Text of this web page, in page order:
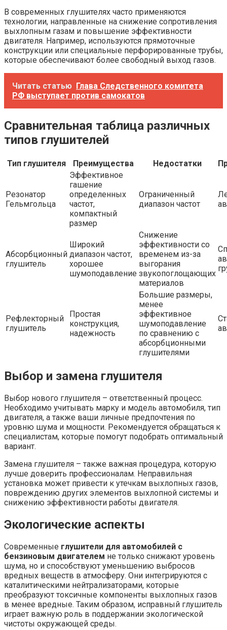
В современных глушителях часто применяются
технологии, направленные на снижение сопротивления
выхлопным газам и повышение эффективности
двигателя. Например, используются прямоточные
конструкции или специальные перфорированные трубы,
которые обеспечивают более свободный выход газов.
Читать статью Глава Следственного комитета
РФ выступает против самокатов
Сравнительная таблица различных
типов глушителей
Тип глушителя Преимущества Недостатки
Резонатор
Гельмгольца
Эффективное
гашение
определенных
частот,
компактный
размер
Ограниченный
диапазон частот
Абсорбционный
глушитель
Широкий
диапазон частот,
хорошее
шумоподавление
Снижение
эффективности со
временем из-за
выгорания
звукопоглощающих
материалов
Рефлекторный
глушитель
Простая
конструкция,
надежность
Большие размеры,
менее
эффективное
шумоподавление
по сравнению с
абсорбционными
глушителями
Выбор и замена глушителя
Выбор нового глушителя – ответственный процесс.
Необходимо учитывать марку и модель автомобиля, тип
двигателя, а также ваши личные предпочтения по
уровню шума и мощности. Рекомендуется обращаться к
специалистам, которые помогут подобрать оптимальный
вариант.
Замена глушителя – также важная процедура, которую
лучше доверить профессионалам. Неправильная
установка может привести к утечкам выхлопных газов,
повреждению других элементов выхлопной системы и
снижению эффективности работы двигателя.
Экологические аспекты
Современные глушители для автомобилей с
бензиновым двигателем не только снижают уровень
шума, но и способствуют уменьшению выбросов
вредных веществ в атмосферу. Они интегрируются с
каталитическими нейтрализаторами, которые
преобразуют токсичные компоненты выхлопных газов
в менее вредные. Таким образом, исправный глушитель
играет важную роль в поддержании экологической
чистоты окружающей среды.